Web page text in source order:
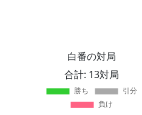
白番の対局
合計: 13対局